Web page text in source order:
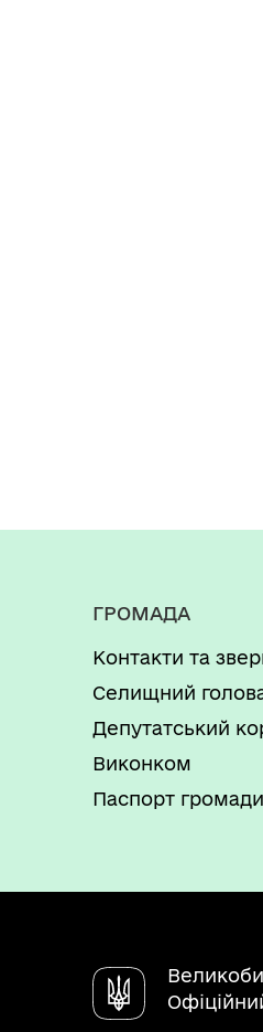
ГРОМАДА
Контакти та
Селищний
Депутатський
Виконком
Паспорт громади